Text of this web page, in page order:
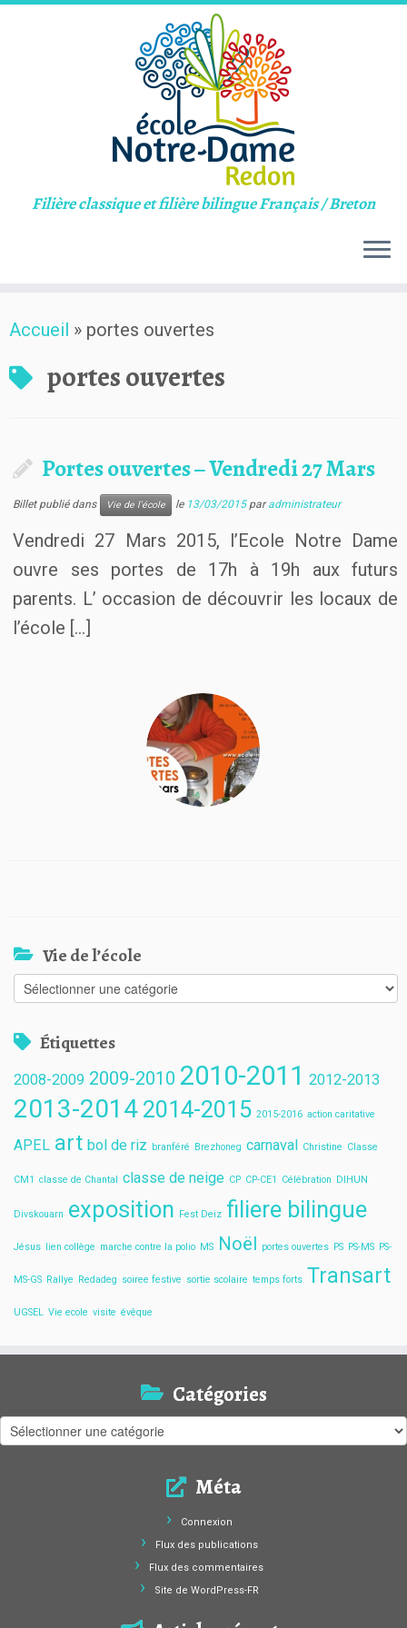
to
content
Filière classique et filière bilingue Français / Breton
Accueil » portes ouvertes
portes ouvertes
Portes ouvertes – Vendredi 27 Mars
Billet publié dans Vie de l'école le 13/03/2015 paradministrateur
Vendredi 27 Mars 2015, l’Ecole Notre Dame
ouvre ses portes de 17h à 19h aux futurs
parents. L’ occasion de découvrir les locaux de
l’école […]
Vie de l’école
Vie
de
Étiquettes
2008-2009 2009-2010 2010-2011 2012-2013
2013-2014 2014-2015 2015-2016 action caritative
APEL art bol de riz branféré Brezhoneg carnaval Christine Classe
CM1 classe de Chantal classe de neige CP CP-CE1 Célébration DIHUN
Divskouarn exposition Fest Deiz filiere bilingue
Jésus lien collège marche contre la polio MS Noël portes ouvertes PS PS-MS PS-
MS-GS Rallye Redadeg soiree festive sortie scolaire temps forts Transart
UGSEL Vie ecole visite évêque
Catégories
Catégories
Méta
Connexion
Flux des publications
Flux des commentaires
Site de WordPress-FR